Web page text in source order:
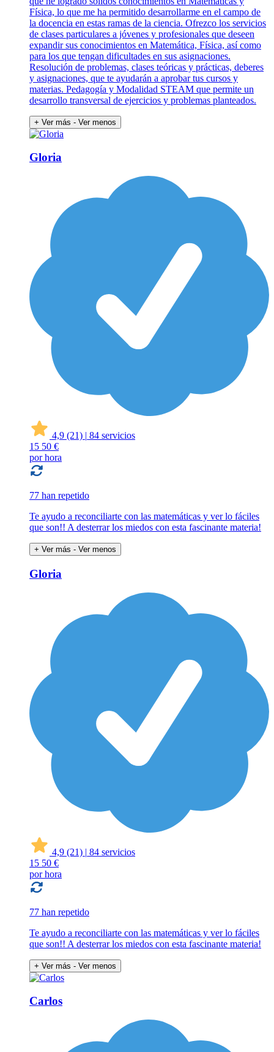
Física, lo que me ha permitido desarrollarme en el campo de
la docencia en estas ramas de la ciencia. Ofrezco los servicios
de clases particulares a jóvenes y profesionales que deseen
expandir sus conocimientos en Matemática, Física, así como
para los que tengan dificultades en sus asignaciones.
Resolución de problemas, clases teóricas y prácticas, deberes
y asignaciones, que te ayudarán a aprobar tus cursos y
materias. Pedagogía y Modalidad STEAM que permite un
desarrollo transversal de ejercicios y problemas planteados.
+ Ver más - Ver menos
Gloria
4,9 (21) | 84 servicios
15 50 €
por hora
77 han repetido
Te ayudo a reconciliarte con las matemáticas y ver lo fáciles
que son!! A desterrar los miedos con esta fascinante materia!
+ Ver más - Ver menos
Gloria
4,9 (21) | 84 servicios
15 50 €
por hora
77 han repetido
Te ayudo a reconciliarte con las matemáticas y ver lo fáciles
que son!! A desterrar los miedos con esta fascinante materia!
+ Ver más - Ver menos
Carlos